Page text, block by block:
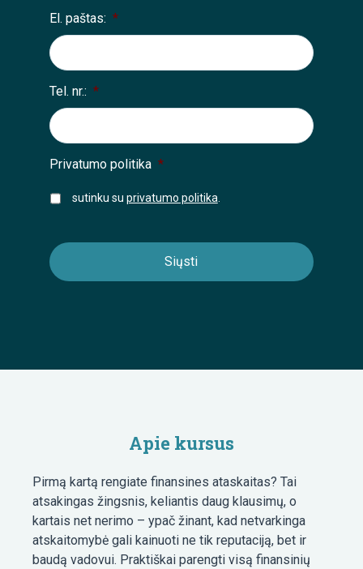
El. paštas: *
Tel. nr.: *
Privatumo politika *
sutinku su privatumo politika
Apie kursus
Pirmą kartą rengiate finansines ataskaitas? Tai
atsakingas žingsnis, keliantis daug klausimų, o
kartais net nerimo – ypač žinant, kad netvarkinga
atskaitomybė gali kainuoti ne tik reputaciją, bet ir
baudą vadovui. Praktiškai parengti visą finansinių